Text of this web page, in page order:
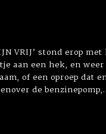
VRIJ’ stond erop
aan een hek, en
of een oproep dat
de